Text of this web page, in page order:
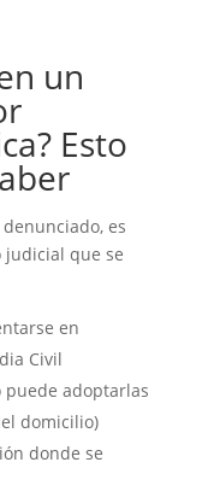
un
Esto
es
que se
en
Civil
puede adoptarlas
domicilio)
donde se